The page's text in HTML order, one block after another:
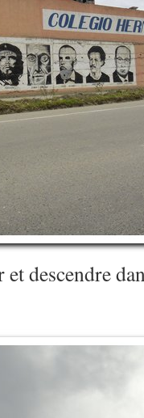
descendre